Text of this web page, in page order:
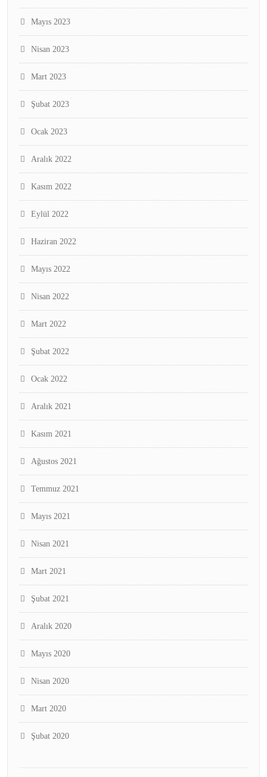
Mayıs 2023
Nisan 2023
Mart 2023
Şubat 2023
Ocak 2023
Aralık 2022
Kasım 2022
Eylül 2022
Haziran 2022
Mayıs 2022
Nisan 2022
Mart 2022
Şubat 2022
Ocak 2022
Aralık 2021
Kasım 2021
Ağustos 2021
Temmuz 2021
Mayıs 2021
Nisan 2021
Mart 2021
Şubat 2021
Aralık 2020
Mayıs 2020
Nisan 2020
Mart 2020
Şubat 2020